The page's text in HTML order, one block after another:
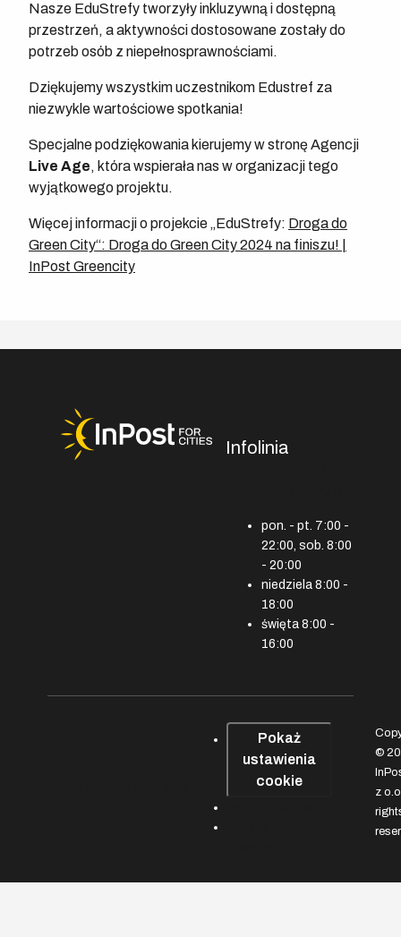
Nasze EduStrefy tworzyły inkluzywną i dostępną
przestrzeń, a aktywności dostosowane zostały do
potrzeb osób z niepełnosprawnościami.
Dziękujemy wszystkim uczestnikom Edustref za
niezwykle wartościowe spotkania!
Specjalne podziękowania kierujemy w stronę Agencji
Live Age, która wspierała nas w organizacji tego
wyjątkowego projektu.
Więcej informacji o projekcie „EduStrefy: Droga do
Green City“: Droga do Green City 2024 na finiszu! |
InPost Greencity
Infolinia
pon. - pt. 7:00 -
22:00, sob. 8:00
- 20:00
niedziela 8:00 -
18:00
święta 8:00 -
16:00
, link otworzy się w nowym oknie
, link otworzy się w nowym oknie
, link otworzy się w nowym
, link otworzy się w nowym
, link otworzy się w
Pokaż
ustawienia
cookie
©
z